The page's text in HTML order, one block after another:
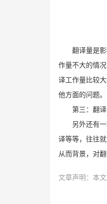
翻译量是
作量不大的情
译工作量比较
他方面的问题。
第三：翻
另外还有
译等等，往往
从而背景，对
文章声明：本